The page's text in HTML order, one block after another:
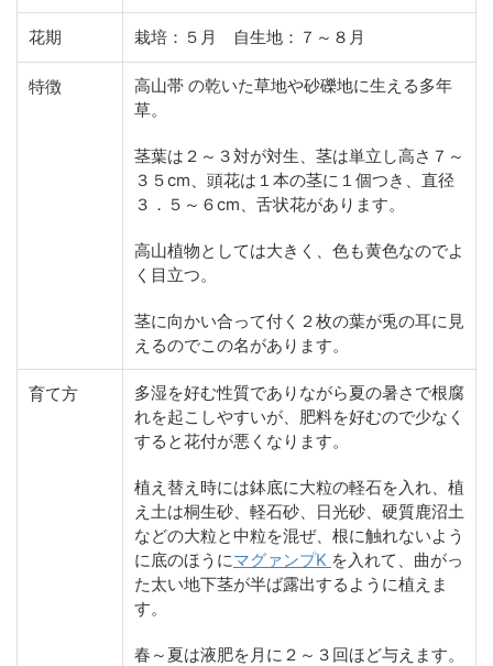
花期 栽培：５月 自生地：７～８月
特徴
高山帯 の乾いた草地や砂礫地に生える多年
草。
茎葉は２～３対が対生、茎は単立し高さ７～
３５cm、頭花は１本の茎に１個つき、直径
３．５～６cm、舌状花があります。
高山植物としては大きく、色も黄色なのでよ
く目立つ。
茎に向かい合って付く２枚の葉が兎の耳に見
えるのでこの名があります。
育て方
多湿を好む性質でありながら夏の暑さで根腐
れを起こしやすいが、肥料を好むので少なく
すると花付が悪くなります。
植え替え時には鉢底に大粒の軽石を入れ、植
え土は桐生砂、軽石砂、日光砂、硬質鹿沼土
などの大粒と中粒を混ぜ、根に触れないよう
に底のほうにマグァンプK を入れて、曲がっ
た太い地下茎が半ば露出するように植えま
す。
春～夏は液肥を月に２～３回ほど与えます。